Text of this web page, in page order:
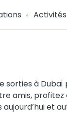
Activités
sorties à
amis, profitez
et